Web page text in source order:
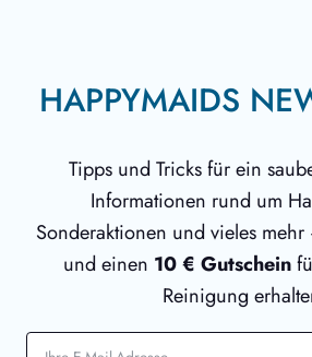
HAPPYMAIDS
Tipps und Tricks für ein
Informationen rund um
Sonderaktionen und vieles
und einen 10 € Gutschein
Reinigung
E-Mail-Adresse